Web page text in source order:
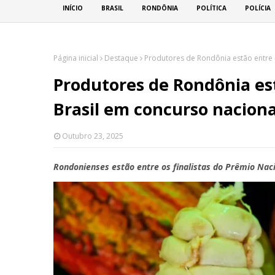
INÍCIO BRASIL RONDÔNIA POLÍTICA POLÍCIA
Página inicial Destaque Produtores de Rondônia estão
Produtores de Rondônia
Brasil em concurso
Outubro 23, 2025
Rondonienses estão entre os finalistas do Prêmio